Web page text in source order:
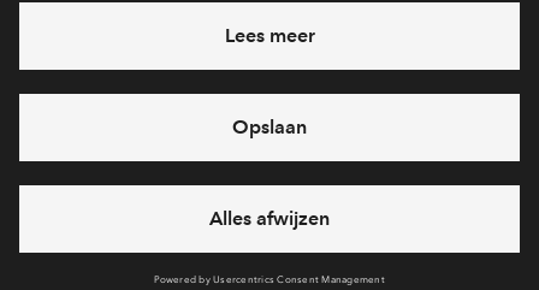
Heb je een vraag en wil je direct antwoord? Bel ons op
feestdagen)
vandaag gesloten, maandag zijn we vanaf
09:00 uur weer
bereikbaar
via telefoon